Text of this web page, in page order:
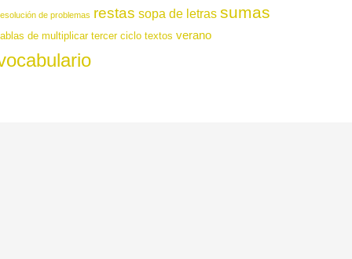
de problemas restas sopa de letras sumas
de multiplicar tercer ciclo textos verano